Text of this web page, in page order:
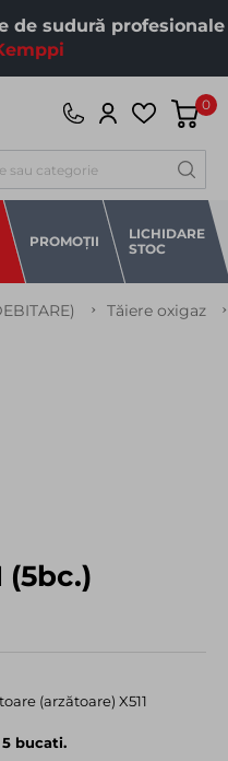
de sudură profesionale
0
PROMOȚII
LICHIDARE
STOC
Tăiere oxigaz
(5bc.)
(arzătoare) X511
bucati.